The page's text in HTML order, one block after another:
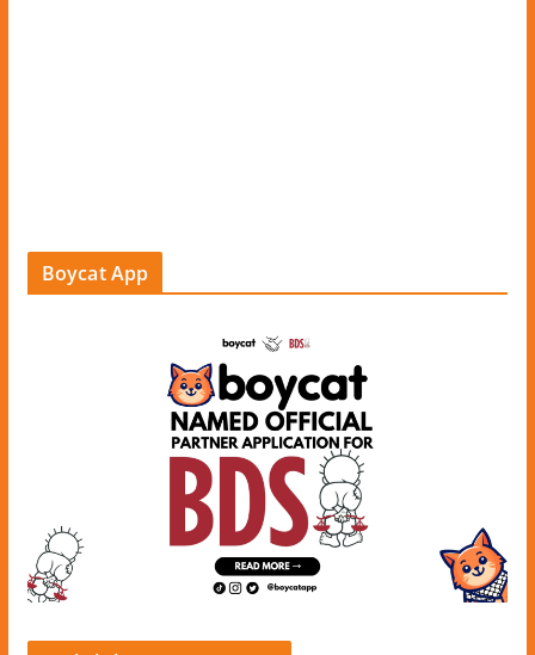
Boycat App